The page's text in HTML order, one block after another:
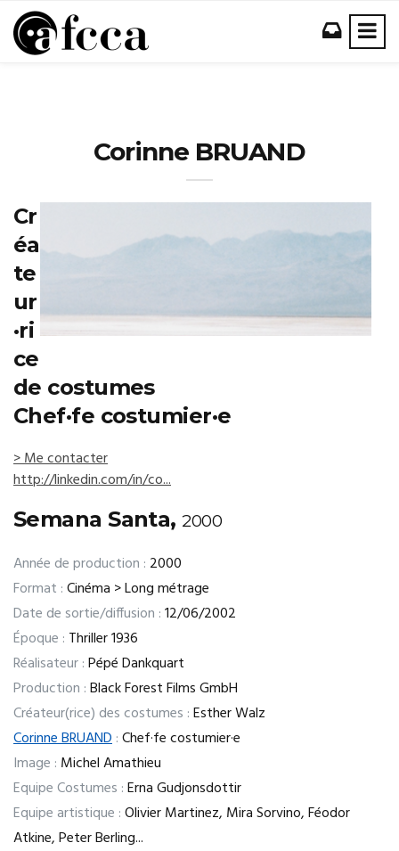
Corinne BRUAND
Cr
éa
te
ur
·ri
ce
de costumes
Chef·fe costumier·e
> Me contacter
http://linkedin.com/in/co...
Semana Santa,2000
Année de production : 2000
Format :Cinéma > Long métrage
Date de sortie/diffusion :12/06/2002
Époque : Thriller 1936
Réalisateur :Pépé Dankquart
Production :Black Forest Films GmbH
Créateur(rice) des costumes :Esther Walz
Corinne BRUAND:Chef·fe costumier·e
Image : Michel Amathieu
Equipe Costumes :Erna Gudjonsdottir
Equipe artistique :Olivier Martinez, Mira Sorvino, Féodor
Atkine, Peter Berling...